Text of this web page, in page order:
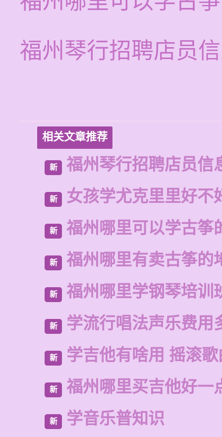
福州琴行招聘店员
相关文章推荐
新 福州琴行招聘店员信
新 女孩学尤克里里好不
新 福州哪里可以学古筝
新 福州哪里有卖古筝的
新 福州哪里学钢琴培训
新 学流行唱法声乐费用
新 学吉他有啥用 摇滚歌
新 福州哪里买吉他好一
新 学音乐普知识